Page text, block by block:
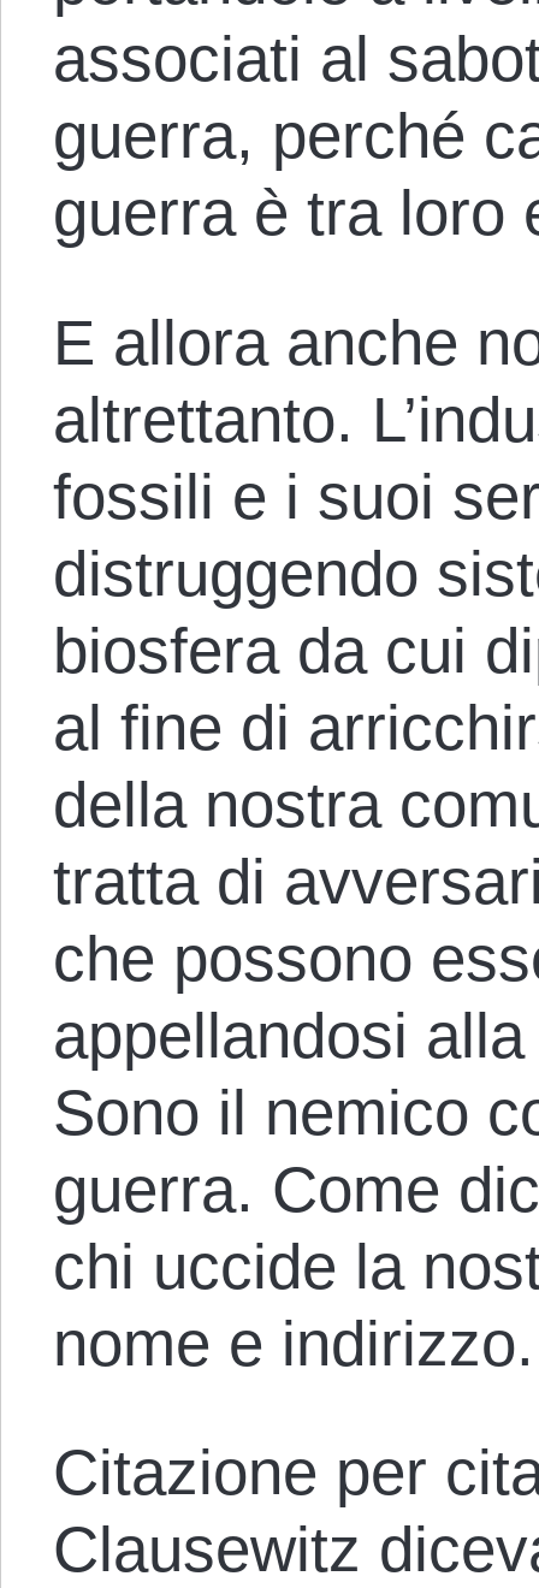
associati al
guerra, perché
guerra è tra loro
E allora anche
altrettanto.
fossili e i suoi
distruggendo
biosfera da cui
al fine di
della nostra
tratta di
che possono
appellandosi
Sono il nemico
guerra. Come
chi uccide la
nome e indirizzo.
Citazione per
Clausewitz